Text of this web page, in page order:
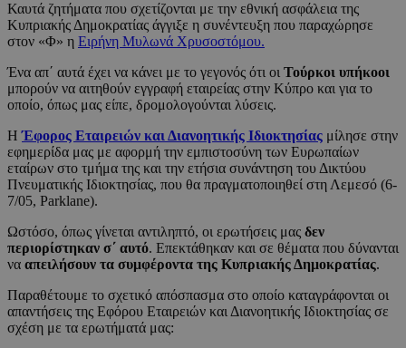
Καυτά ζητήματα που σχετίζονται με την εθνική ασφάλεια της
Κυπριακής Δημοκρατίας άγγιξε η συνέντευξη που παραχώρησε
στον «Φ» η Ειρήνη Μυλωνά Χρυσοστόμου.
Ένα απ΄ αυτά έχει να κάνει με το γεγονός ότι οι Τούρκοι υπήκοοι
μπορούν να αιτηθούν εγγραφή εταιρείας στην Κύπρο και για το
οποίο, όπως μας είπε, δρομολογούνται λύσεις.
ΗΈφορος Εταιρειών και Διανοητικής Ιδιοκτησίας μίλησε στην
εφημερίδα μας με αφορμή την εμπιστοσύνη των Ευρωπαίων
εταίρων στο τμήμα της και την ετήσια συνάντηση του Δικτύου
Πνευματικής Ιδιοκτησίας, που θα πραγματοποιηθεί στη Λεμεσό (6-
7/05, Parklane).
Ωστόσο, όπως γίνεται αντιληπτό, οι ερωτήσεις μας δεν
περιορίστηκαν σ΄ αυτό. Επεκτάθηκαν και σε θέματα που δύνανται
να απειλήσουν τα συμφέροντα της Κυπριακής Δημοκρατίας.
Παραθέτουμε το σχετικό απόσπασμα στο οποίο καταγράφονται οι
απαντήσεις της Εφόρου Εταιρειών και Διανοητικής Ιδιοκτησίας σε
σχέση με τα ερωτήματά μας: